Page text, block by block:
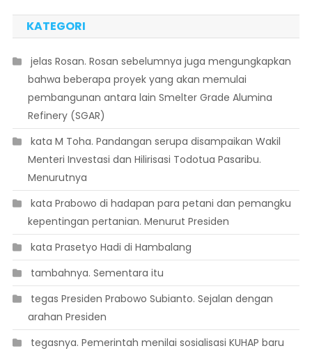
KATEGORI
 jelas Rosan. Rosan sebelumnya juga mengungkapkan
bahwa beberapa proyek yang akan memulai
pembangunan antara lain Smelter Grade Alumina
Refinery (SGAR)
 kata M Toha. Pandangan serupa disampaikan Wakil
Menteri Investasi dan Hilirisasi Todotua Pasaribu.
Menurutnya
 kata Prabowo di hadapan para petani dan pemangku
kepentingan pertanian. Menurut Presiden
 kata Prasetyo Hadi di Hambalang
 tambahnya. Sementara itu
 tegas Presiden Prabowo Subianto. Sejalan dengan
arahan Presiden
 tegasnya. Pemerintah menilai sosialisasi KUHAP baru